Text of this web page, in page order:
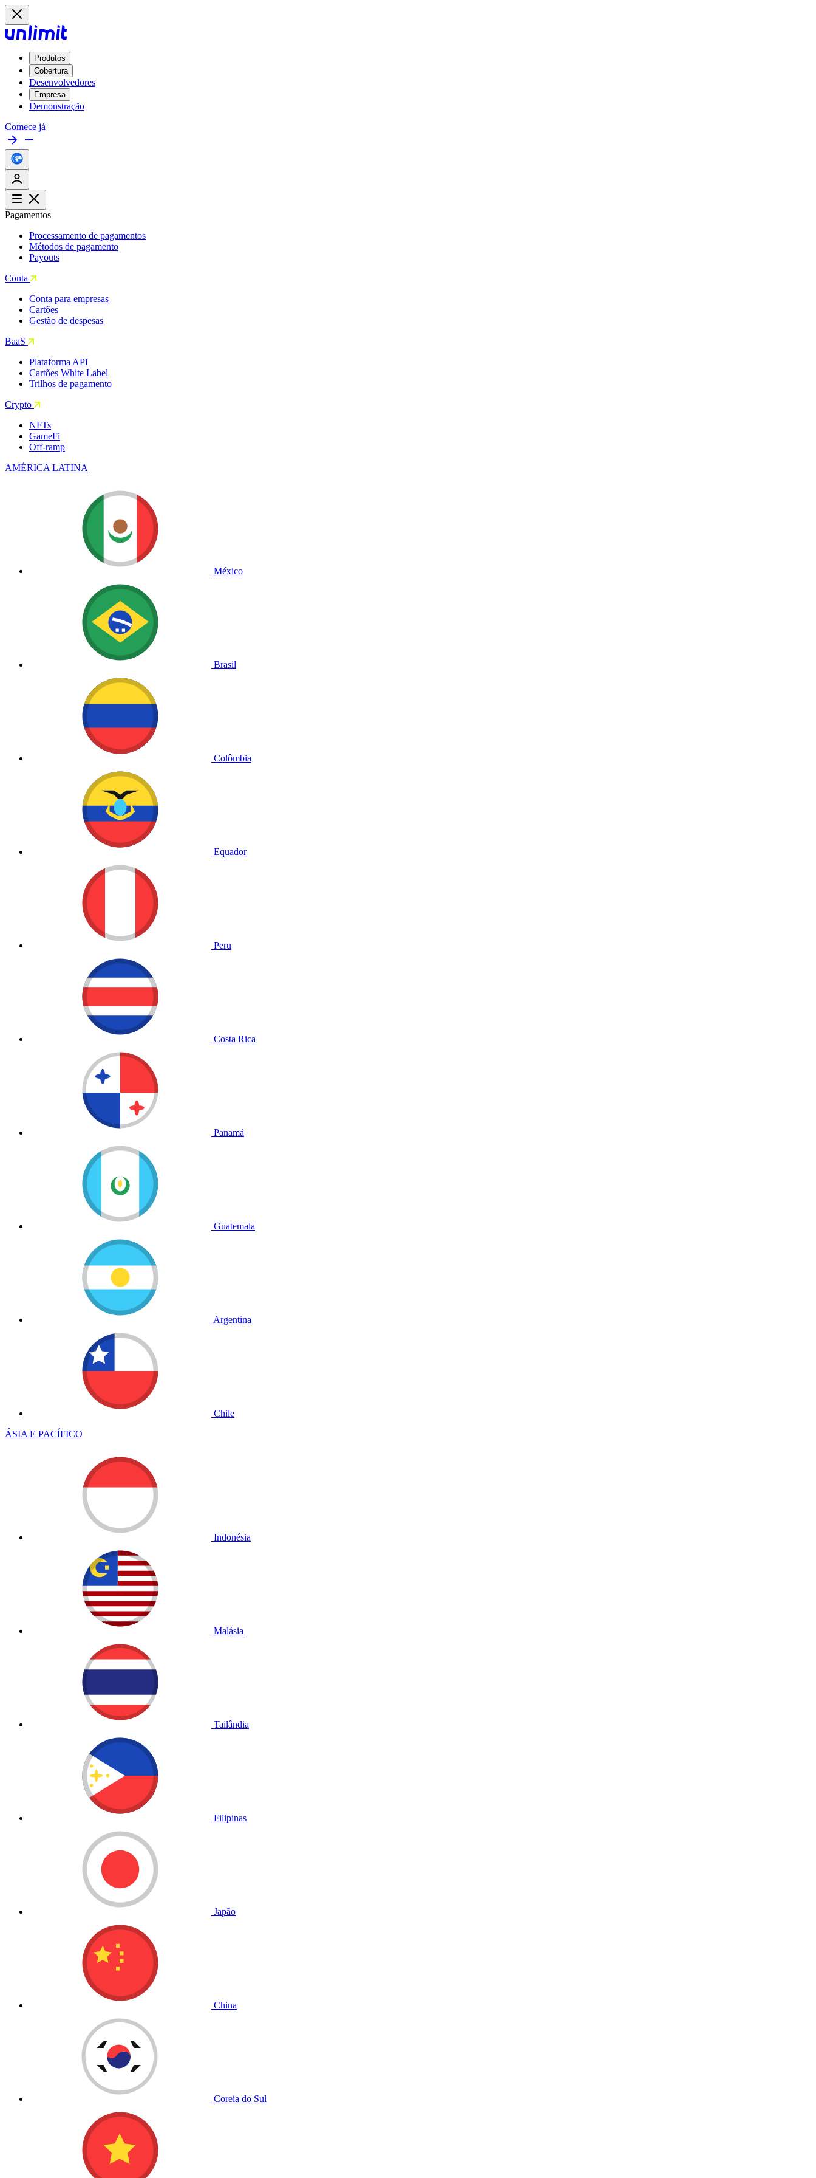
Produtos
Cobertura
Desenvolvedores
Empresa
Demonstração
Comece já
Pagamentos
Processamento de pagamentos
Métodos de pagamento
Payouts
Conta
Conta para empresas
Cartões
Gestão de despesas
BaaS
Plataforma API
Cartões White Label
Trilhos de pagamento
Crypto
NFTs
GameFi
Off-ramp
AMÉRICA LATINA
México
Brasil
Colômbia
Equador
Peru
Costa Rica
Panamá
Guatemala
Argentina
Chile
ÁSIA E PACÍFICO
Indonésia
Malásia
Tailândia
Filipinas
Japão
China
Coreia do Sul